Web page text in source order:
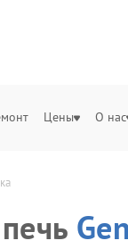
Цены О нас